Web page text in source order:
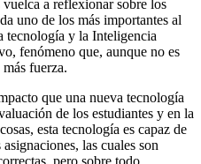
a reflexionar sobre los
uno de los más importantes al
tecnología y la Inteligencia
fenómeno que, aunque no es
fuerza.
que una nueva tecnología
de los estudiantes y en la
esta tecnología es capaz de
las cuales son
pero sobre todo